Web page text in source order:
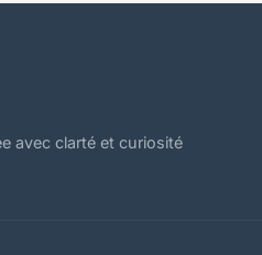
avec clarté et curiosité